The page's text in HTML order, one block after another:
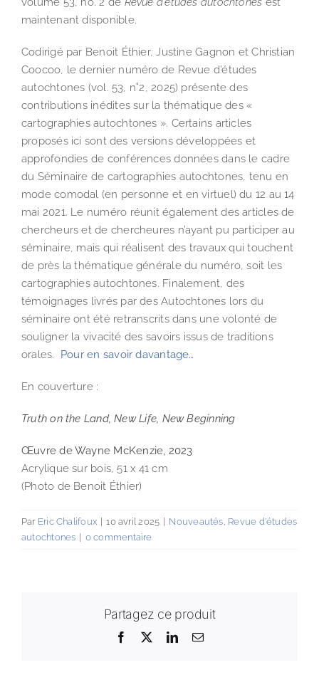
maintenant disponible.
Codirigé par Benoit Éthier, Justine Gagnon et Christian
Coocoo, le dernier numéro de Revue d’études
autochtones (vol. 53, n˚2, 2025) présente des
contributions inédites sur la thématique des «
cartographies autochtones ». Certains articles
proposés ici sont des versions développées et
approfondies de conférences données dans le cadre
du Séminaire de cartographies autochtones, tenu en
mode comodal (en personne et en virtuel) du 12 au 14
mai 2021. Le numéro réunit également des articles de
chercheurs et de chercheures n’ayant pu participer au
séminaire, mais qui réalisent des travaux qui touchent
de près la thématique générale du numéro, soit les
cartographies autochtones. Finalement, des
témoignages livrés par des Autochtones lors du
séminaire ont été retranscrits dans une volonté de
souligner la vivacité des savoirs issus de traditions
orales. Pour en savoir davantage…
En couverture :
Truth on the Land, New Life, New Beginning
Œuvre de Wayne McKenzie, 2023
Acrylique sur bois, 51 x 41 cm
(Photo de Benoit Éthier)
Par Eric Chalifoux 10 avril 2025 Nouveautés, Revue d'études
autochtones
0 commentaire
Partagez ce produit
Facebook LinkedInEmail